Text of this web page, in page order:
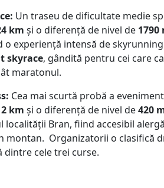
Un traseu de dificultate medie
km și o diferență de nivel de 1790
o experiență intensă de
skyrace, gândită pentru cei care
maratonul.
Cea mai scurtă probă a
km și o diferență de nivel de420
localității Bran, fiind accesibil
montan. Organizatorii o clasifică
dintre cele trei curse.